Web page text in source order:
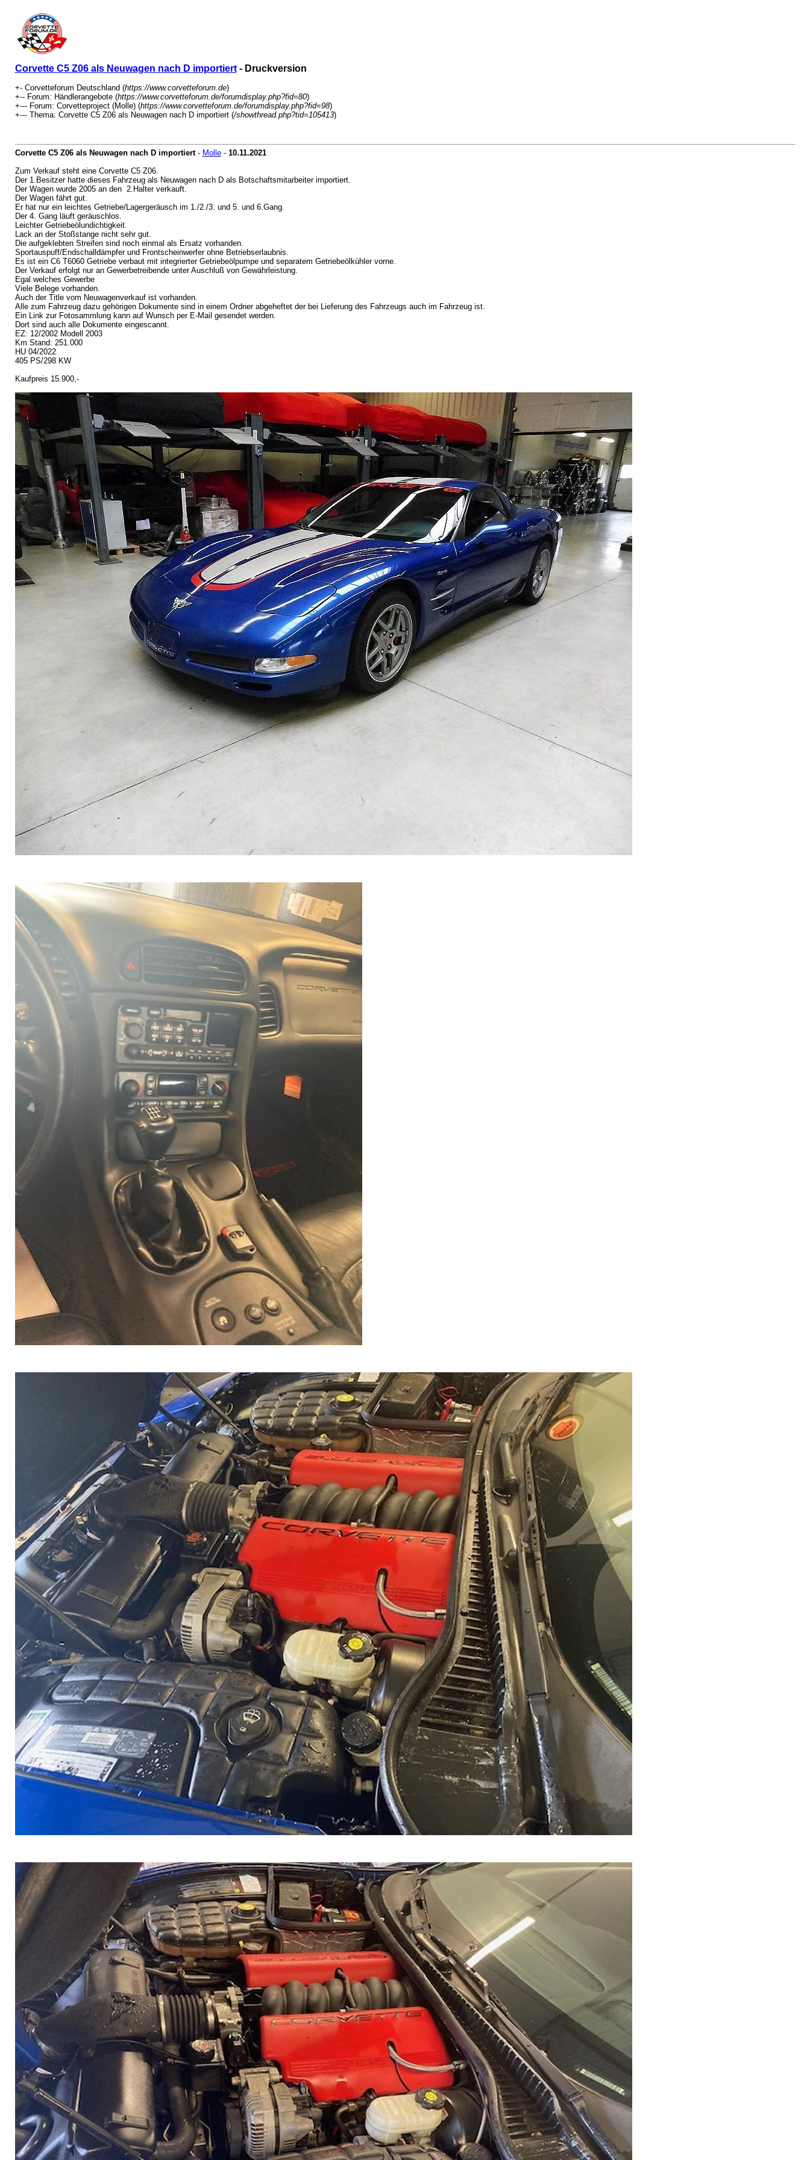
Corvette C5 Z06 als Neuwagen nach D importiert- Druckversion
+- Corvetteforum Deutschland (https://www.corvetteforum.de)
+-- Forum: Händlerangebote (https://www.corvetteforum.de/forumdisplay.php?fid=80)
+--- Forum: Corvetteproject (Molle) (https://www.corvetteforum.de/forumdisplay.php?fid=98)
+--- Thema: Corvette C5 Z06 als Neuwagen nach D importiert (/showthread.php?tid=105413)
Corvette C5 Z06 als Neuwagen nach D importiert- Molle- 10.11.2021
Zum Verkauf steht eine Corvette C5 Z06.
Der 1.Besitzer hatte dieses Fahrzeug als Neuwagen nach D als Botschaftsmitarbeiter importiert.
Der Wagen wurde 2005 an den 2.Halter verkauft.
Der Wagen fährt gut.
Er hat nur ein leichtes Getriebe/Lagergeräusch im 1./2./3. und 5. und 6.Gang.
Der 4. Gang läuft geräuschlos.
Leichter Getriebeölundichtigkeit.
Lack an der Stoßstange nicht sehr gut.
Die aufgeklebten Streifen sind noch einmal als Ersatz vorhanden.
Sportauspuff/Endschalldämpfer und Frontscheinwerfer ohne Betriebserlaubnis.
Es ist ein C6 T6060 Getriebe verbaut mit integrierter Getriebeölpumpe und separatem Getriebeölkühler vorne.
Der Verkauf erfolgt nur an Gewerbetreibende unter Auschluß von Gewährleistung.
Egal welches Gewerbe
Viele Belege vorhanden.
Auch der Title vom Neuwagenverkauf ist vorhanden.
Alle zum Fahrzeug dazu gehörigen Dokumente sind in einem Ordner abgeheftet der bei Lieferung des Fahrzeugs auch im Fahrzeug ist.
Ein Link zur Fotosammlung kann auf Wunsch per E-Mail gesendet werden.
Dort sind auch alle Dokumente eingescannt.
EZ: 12/2002 Modell 2003
Km Stand: 251.000
HU 04/2022
405 PS/298 KW
Kaufpreis 15.900,-